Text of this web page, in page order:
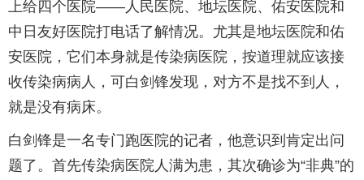
上给四个医院——人民医院、地坛医院、佑安医院和
中日友好医院打电话了解情况。尤其是地坛医院和佑
安医院，它们本身就是传染病医院，按道理就应该接
收传染病病人，可白剑锋发现，对方不是找不到人，
就是没有病床。
白剑锋是一名专门跑医院的记者，他意识到肯定出问
题了。首先传染病医院人满为患，其次确诊为“非典”的